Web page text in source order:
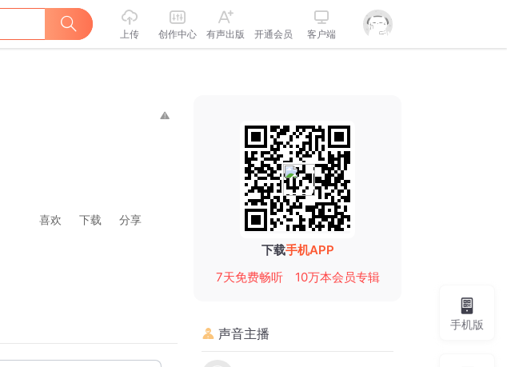
上传 创作中心 有声出版 开通会员 客户端
喜欢 下载 分享
下载手机APP
7天免费畅听
10万本会员专辑
声音主播
手机版